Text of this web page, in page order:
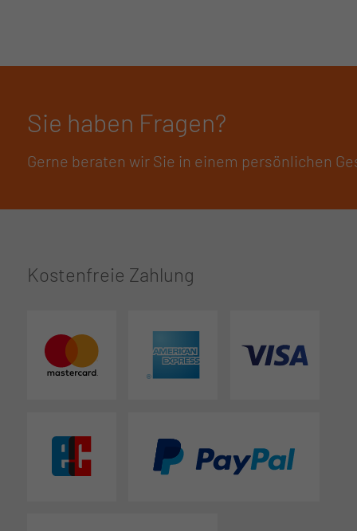
Sie haben Fragen?
Gerne beraten wir Sie in einem persönlichen
Kostenfreie Zahlung